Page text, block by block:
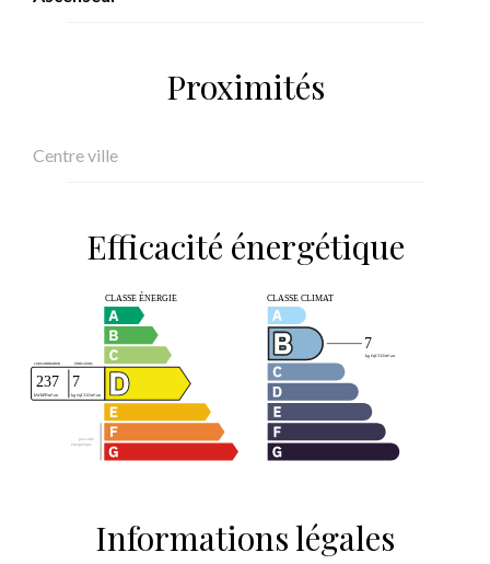
Proximités
Centre ville
Efficacité énergétique
Informations légales